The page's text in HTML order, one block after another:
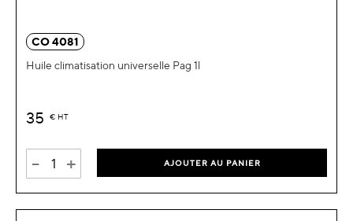
CO 4081
Huile climatisation universelle Pag 1l
35 € HT
- + AJOUTER AU PANIER